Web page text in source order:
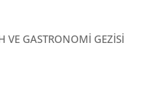
VE GASTRONOMİ GEZİSİ